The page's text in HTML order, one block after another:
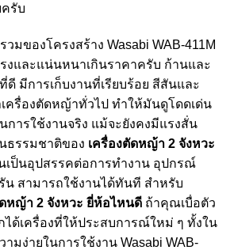
รับ
มของโครงสร้าง Wasabi WAB-411M
งและแน่นหนาเกินราคาครับ ก้านและ
มีการเก็บงานที่เรียบร้อย สีสันและ
ครื่องตัดหญ้าทั่วไป ทำให้มันดูโดดเด่น
การใช้งานจริง แม้จะยังคงมีแรงสั่น
ธรรมชาติของ เครื่องตัดหญ้า 2 จังหวะ
เป็นอุปสรรคต่อการทำงาน อุปกรณ์
น สามารถใช้งานได้ทันที สำหรับ
หญ้า 2 จังหวะ ยี่ห้อไหนดี ถ้าคุณเบื่อตัว
ได้เครื่องที่ให้ประสบการณ์ใหม่ ๆ ทั้งใน
มง่ายในการใช้งาน Wasabi WAB-